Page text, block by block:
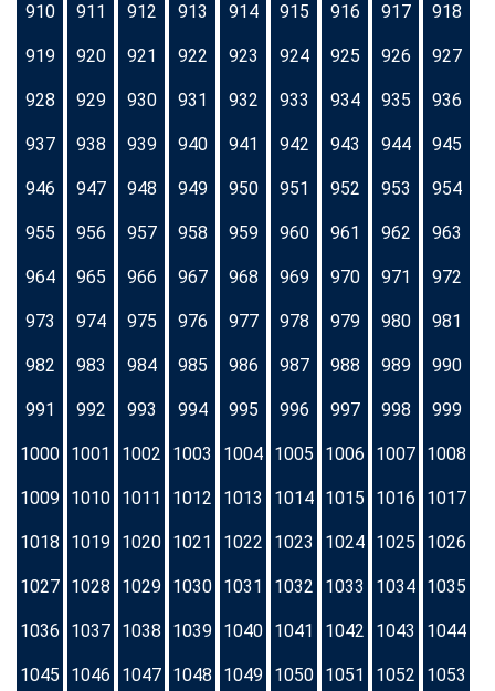
910 911 912 913 914 915 916 917 918
919 920 921 922 923 924 925 926 927
928 929 930 931 932 933 934 935 936
937 938 939 940 941 942 943 944 945
946 947 948 949 950 951 952 953 954
955 956 957 958 959 960 961 962 963
964 965 966 967 968 969 970 971 972
973 974 975 976 977 978 979 980 981
982 983 984 985 986 987 988 989 990
991 992 993 994 995 996 997 998 999
1000 1001 1002 1003 1004 1005 1006 1007 1008
1009 1010 1011 1012 1013 1014 1015 1016 1017
1018 1019 1020 1021 1022 1023 1024 1025 1026
1027 1028 1029 1030 1031 1032 1033 1034 1035
1036 1037 1038 1039 1040 1041 1042 1043 1044
1045 1046 1047 1048 1049 1050 1051 1052 1053